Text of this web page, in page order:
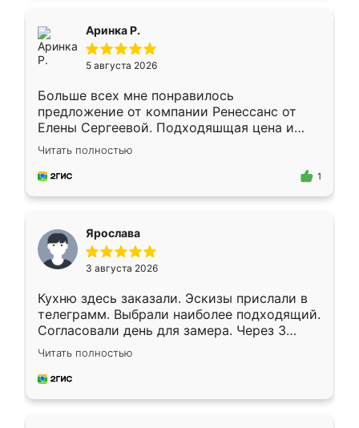
Аринка Р.
5 августа 2026
Больше всех мне понравилось
предложение от компании Ренессанс от
Елены Сергеевой. Подходяшщая цена и
короткие сроки изготовления. Приехавший
для замера сотрудник Владислав
предложил по моему эскизу самый
Читать полностью
1
Ярослава
3 августа 2026
Кухню здесь заказали. Эскизы прислали в
телеграмм. Выбрали наиболее подходящий.
Согласовали день для замера. Через 3
недели кухня была уже готова. Остались
довольны работой. Спасибо Ренессанс
мебель за качественную работу!
Читать полностью